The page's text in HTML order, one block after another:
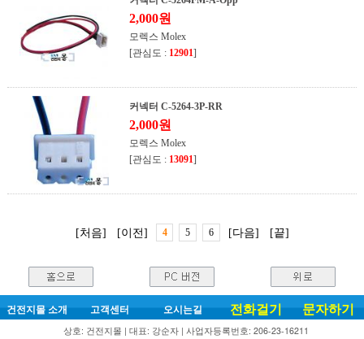
2,000원
모렉스 Molex
[관심도 : 12901]
커넥터 C-5264-3P-RR
2,000원
모렉스 Molex
[관심도 : 13091]
[처음] [이전] 4 5 6 [다음] [끝]
건전지몰 소개 고객센터 오시는길 전화걸기 문자하기
상호: 건전지몰 | 대표: 강순자 | 사업자등록번호: 206-23-16211